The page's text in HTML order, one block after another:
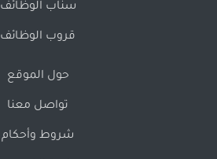
سناب الوظائف
قروب الوظائف
حول الموقع
تواصل معنا
شروط وأحكام